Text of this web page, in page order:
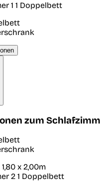
1 1 Doppelbett
zum
x 2,00m
2 1 Doppelbett